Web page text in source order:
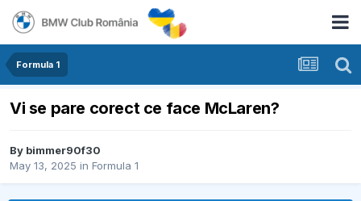
Formula 1
Vi se pare corect ce face McLaren?
By bimmer90f30
May 13, 2025 in Formula 1